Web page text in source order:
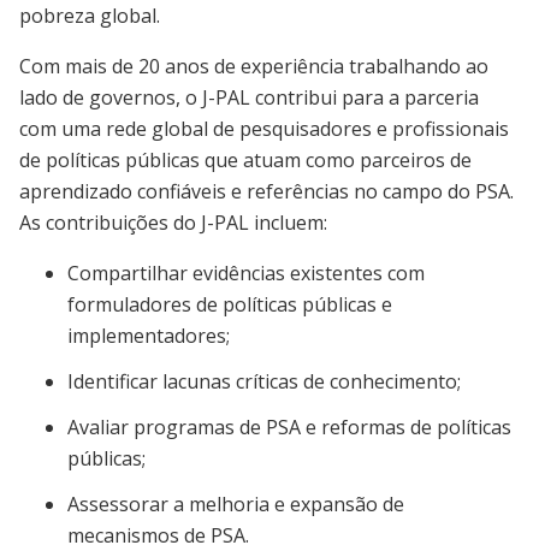
pobreza global.
Com mais de 20 anos de experiência trabalhando ao
lado de governos, o J-PAL contribui para a parceria
com uma rede global de pesquisadores e profissionais
de políticas públicas que atuam como parceiros de
aprendizado confiáveis e referências no campo do PSA.
As contribuições do J-PAL incluem:
Compartilhar evidências existentes com
formuladores de políticas públicas e
implementadores;
Identificar lacunas críticas de conhecimento;
Avaliar programas de PSA e reformas de políticas
públicas;
Assessorar a melhoria e expansão de
mecanismos de PSA.